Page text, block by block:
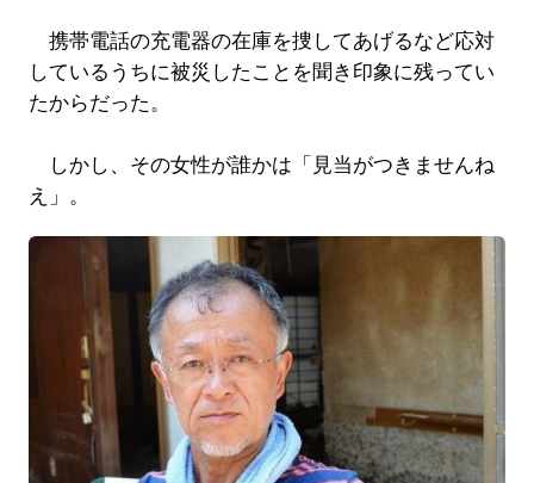
携帯電話の充電器の在庫を捜してあげるなど応対
しているうちに被災したことを聞き印象に残ってい
たからだった。
しかし、その女性が誰かは「見当がつきませんね
え」。